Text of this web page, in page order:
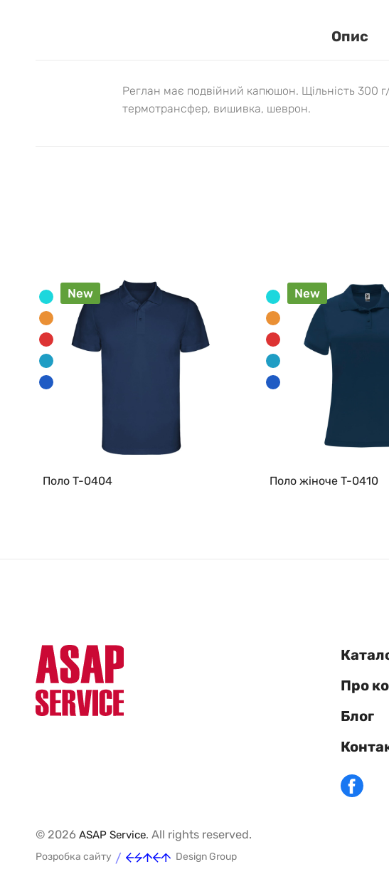
Опис
Реглан має подвійний капюшон. Щільність 300
термотрансфер, вишивка, шеврон.
New
Поло T-0404
New
Поло жіноче T-0410
Про
Блог
© 2026 ASAP Service. All rights reserved.
Розробка сайту / Design Group